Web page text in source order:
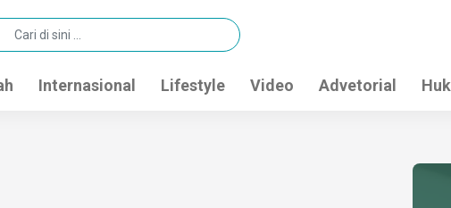
Internasional Lifestyle Video Advetorial